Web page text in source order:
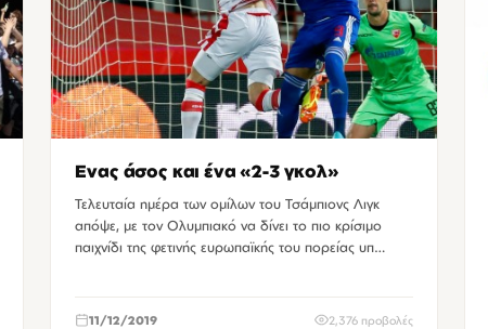
Ενας άσος και ένα «2-3 γκολ»
Τελευταία ημέρα των ομίλων του Τσάμπιονς Λιγκ
απόψε, με τον Ολυμπιακό να δίνει το πιο κρίσιμο
παιχνίδι της φετινής ευρωπαϊκής του πορείας υπ…
11/12/2019 2,376 προβολές